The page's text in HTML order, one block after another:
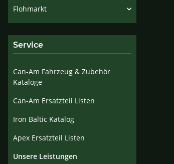
Flohmarkt
Service
Can-Am Fahrzeug & Zubehör
Kataloge
Can-Am Ersatzteil Listen
Iron Baltic Katalog
Apex Ersatzteil Listen
Unsere Leistungen